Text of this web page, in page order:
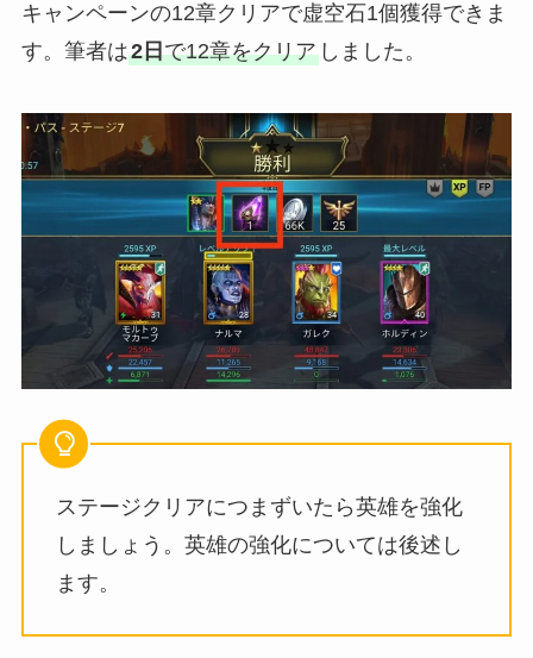
キャンペーンの12章クリアで虚空石1個獲得できま
す。筆者は2日で12章をクリアしました。
ステージクリアにつまずいたら英雄を強化
しましょう。英雄の強化については後述し
ます。